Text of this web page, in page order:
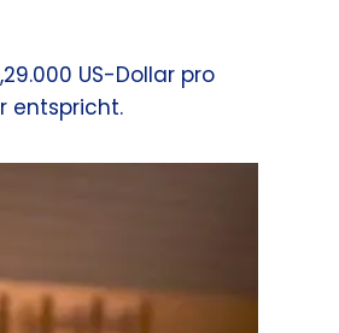
US-Dollar pro
entspricht.